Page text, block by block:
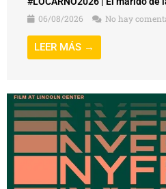
06/08/2026
No hay
LEER MÁS →